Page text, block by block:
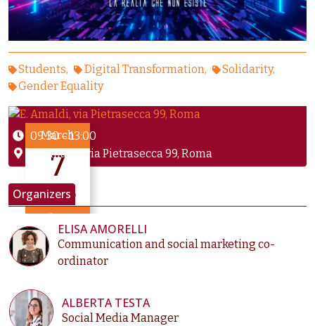
Students Digital Transformation
Solidarity
Gender Equality
March
7
2025
09:30–13:00
E. Amaldi, via Pietrasecca 99, Roma
Organizers
ELISA AMORELLI
Communication and social marketing co-
ordinator
ALBERTA TESTA
Social Media Manager